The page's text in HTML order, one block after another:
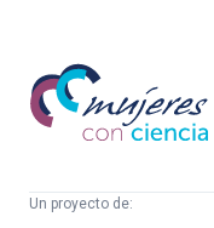
Mujeres
con
ciencia
Un proyecto de: